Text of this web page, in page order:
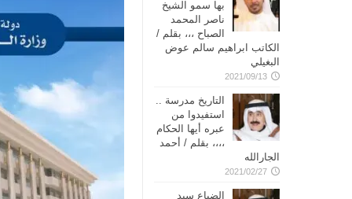
بها سمو الشيخ
ناصر المحمد
الصباح ،،، بقلم /
الكاتب ابراهيم سالم عوض
البغيلي
2021/09/13
التاريخ مدرسة ..
استفيدوا من
عبره أيها الحكام
،،،، بقلم / أحمد
الجارالله
2021/02/27
الضياع سيد